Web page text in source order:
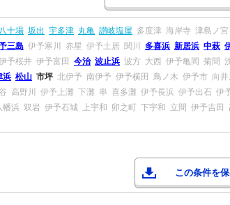
八十場 坂出 宇多津 丸亀 讃岐塩屋 多度津 海岸寺 津島ノ宮
三島 伊予寒川 赤星 伊予土居 関川 多喜浜 新居浜 中萩
予桜井 伊予富田 今治 波止浜 波方 大西 伊予亀岡 菊間
浜 松山 市坪 北伊予 南伊予 伊予横田 鳥ノ木 伊予市 向井
高野川 伊予上灘 下灘 串 喜多灘 伊予長浜 伊予出石 伊
幡浜 双岩 伊予石城 上宇和 卯之町 下宇和 立間 伊予吉田
この条件を